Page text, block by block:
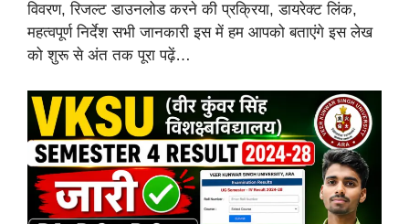
विवरण, रिजल्ट डाउनलोड करने की प्रक्रिया, डायरेक्ट लिंक,
महत्वपूर्ण निर्देश सभी जानकारी इस में हम आपको बताएंगे इस लेख
को शुरू से अंत तक पूरा पढ़ें…